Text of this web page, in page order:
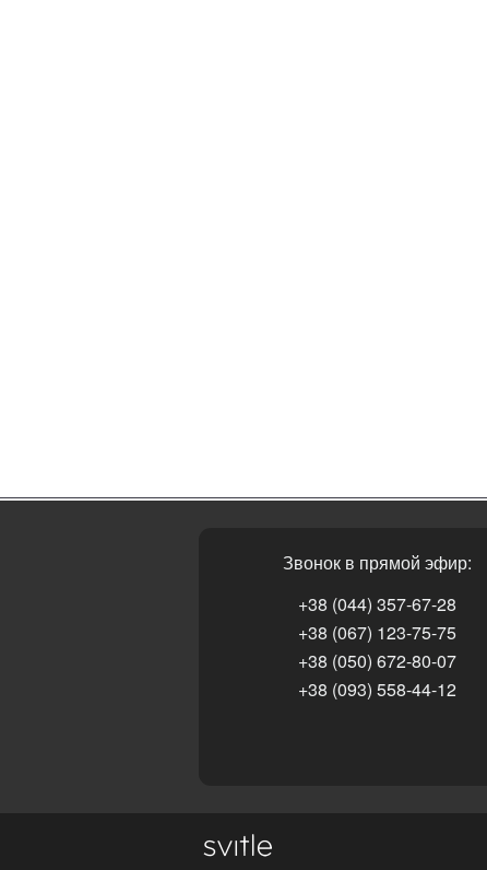
Звонок в прямой эфир:
+38 (044) 357-67-28
+38 (067) 123-75-75
+38 (050) 672-80-07
+38 (093) 558-44-12